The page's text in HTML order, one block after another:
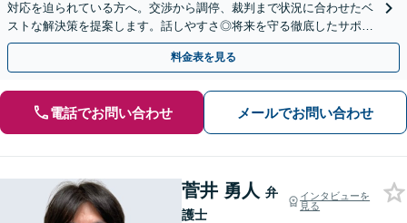
対応を迫られている方へ。交渉から調停、裁判まで状況に合わせたベ
ストな解決策を提案します。話しやすさ◎将来を守る徹底したサポー
トをいたします。【大津駅徒歩3分】
料金表を見る
電話でお問い合わせ メールでお問い合わせ
菅井 勇人 弁
護士
インタビューを
見る